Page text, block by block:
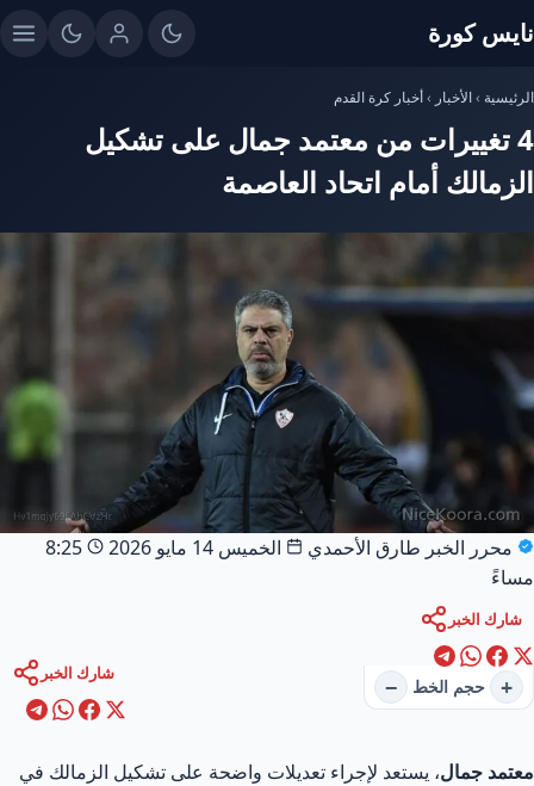
كورة
› الأخبار› أخبار كرة القدم
4 تغييرات من معتمد جمال على تشكيل
أمام اتحاد العاصمة
محرر الخبر طارق الأحمدي الخميس 14 مايو 2026
8:25
شارك الخبر
+ حجم الخط − شارك الخبر
جمال، يستعد لإجراء تعديلات واضحة على تشكيل الزمالك في